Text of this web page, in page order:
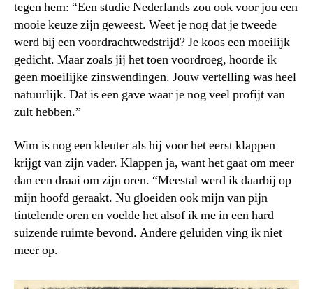
tegen hem: “Een studie Nederlands zou ook voor jou een
mooie keuze zijn geweest. Weet je nog dat je tweede
werd bij een voordrachtwedstrijd? Je koos een moeilijk
gedicht. Maar zoals jij het toen voordroeg, hoorde ik
geen moeilijke zinswendingen. Jouw vertelling was heel
natuurlijk. Dat is een gave waar je nog veel profijt van
zult hebben.”
Wim is nog een kleuter als hij voor het eerst klappen
krijgt van zijn vader. Klappen ja, want het gaat om meer
dan een draai om zijn oren. “Meestal werd ik daarbij op
mijn hoofd geraakt. Nu gloeiden ook mijn van pijn
tintelende oren en voelde het alsof ik me in een hard
suizende ruimte bevond. Andere geluiden ving ik niet
meer op.